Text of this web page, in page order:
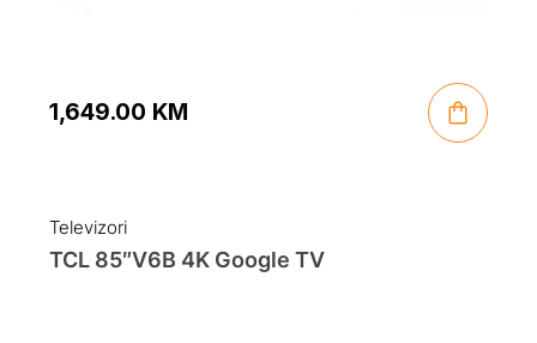
1,649.00 KM
Televizori
TCL 85″V6B 4K Google TV